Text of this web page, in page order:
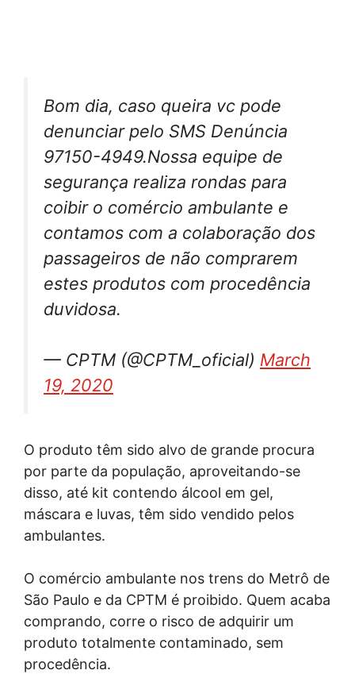
Bom dia, caso queira vc pode
denunciar pelo SMS Denúncia
97150-4949.Nossa equipe de
segurança realiza rondas para
coibir o comércio ambulante e
contamos com a colaboração dos
passageiros de não comprarem
estes produtos com procedência
duvidosa.
— CPTM (@CPTM_oficial) March
19, 2020
O produto têm sido alvo de grande procura
por parte da população, aproveitando-se
disso, até kit contendo álcool em gel,
máscara e luvas, têm sido vendido pelos
ambulantes.
O comércio ambulante nos trens do Metrô de
São Paulo e da CPTM é proibido. Quem acaba
comprando, corre o risco de adquirir um
produto totalmente contaminado, sem
procedência.